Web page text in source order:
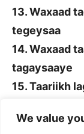
We value
13. Waxaad
tegeysaa
14. Waxaad
tagaysaaye
15. Taariikh
16. Oon laga